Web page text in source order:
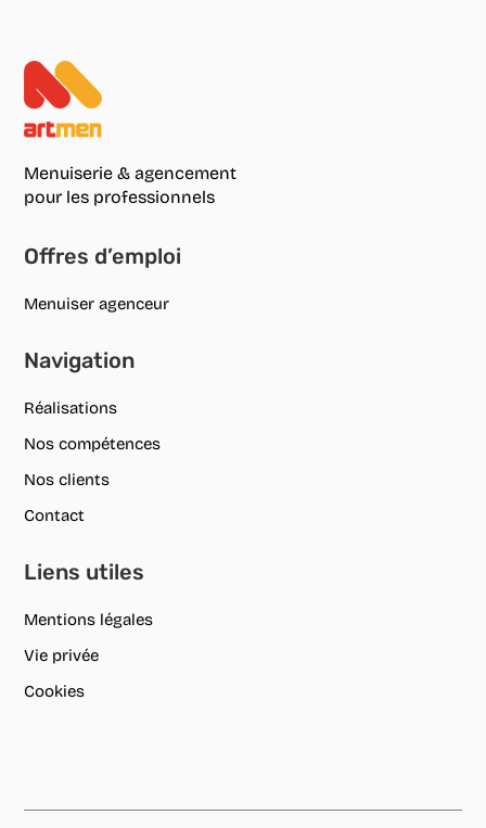
Menuiserie & agencement
pour les professionnels
Offres d’emploi
Menuiser agenceur
Navigation
Réalisations
Nos compétences
Nos clients
Contact
Liens utiles
Mentions légales
Vie privée
Cookies